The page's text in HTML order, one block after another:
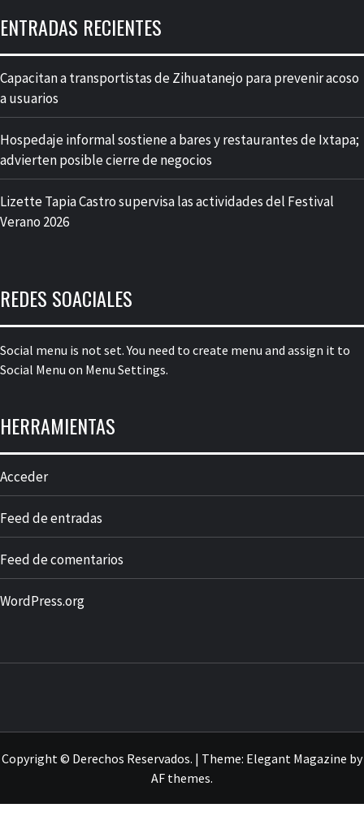
ENTRADAS RECIENTES
Capacitan a transportistas de Zihuatanejo para prevenir acoso
a usuarios
Hospedaje informal sostiene a bares y restaurantes de Ixtapa;
advierten posible cierre de negocios
Lizette Tapia Castro supervisa las actividades del Festival
Verano 2026
REDES SOACIALES
Social menu is not set. You need to create menu and assign it to
Social Menu on Menu Settings.
HERRAMIENTAS
Acceder
Feed de entradas
Feed de comentarios
WordPress.org
Copyright © Derechos Reservados. | Theme: Elegant Magazine by
AF themes.